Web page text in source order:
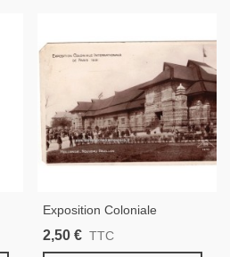
Exposition Coloniale
Internationale De Paris 1931,
2,50 € TTC